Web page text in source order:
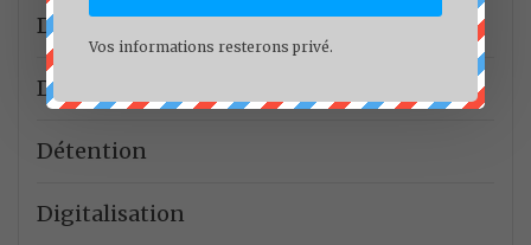
Dédicace
Défense
Détention
Digitalisation
Vos informations resterons privé.